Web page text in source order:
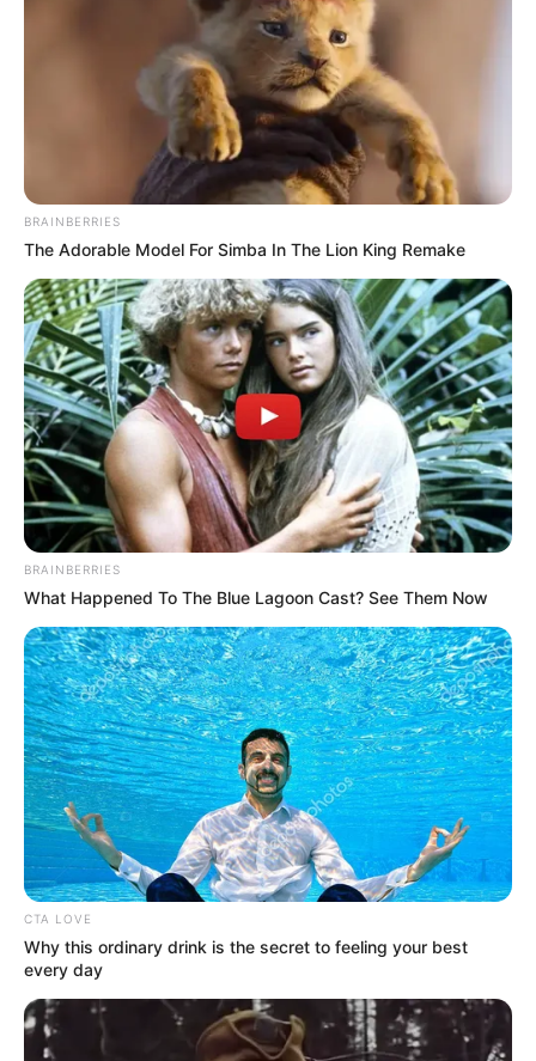
BRAINBERRIES
The Adorable Model For Simba In The Lion King Remake
BRAINBERRIES
What Happened To The Blue Lagoon Cast? See Them Now
CTA LOVE
Why this ordinary drink is the secret to feeling your best
every day